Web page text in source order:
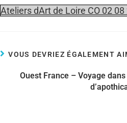
Ateliers dArt de Loire CO 02 08
VOUS DEVRIEZ ÉGALEMENT
Ouest France – Voyage